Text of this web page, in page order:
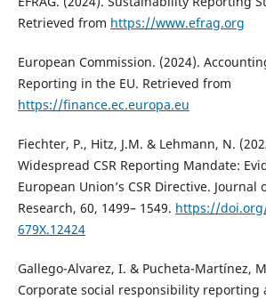
Retrieved from https://www.efrag.org
European Commission. (2024).
Reporting in the EU. Retrieved from
https://finance.ec.europa.eu
Fiechter, P., Hitz, J.M. & Lehmann, N.
Widespread CSR Reporting Mandate:
European Union’s CSR Directive. Journal
Research, 60, 1499– 1549. https://
679X.12424
Gallego-Alvarez, I. & Pucheta-Martínez,
Corporate social responsibility reporting